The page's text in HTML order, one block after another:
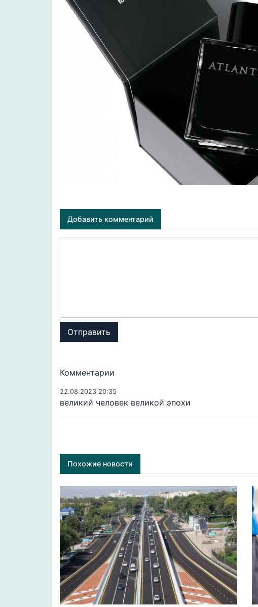
Добавить комментарий
Отправить
Комментарии
22.08.2023 20:35
великий человек великой эпохи
Похожие новости